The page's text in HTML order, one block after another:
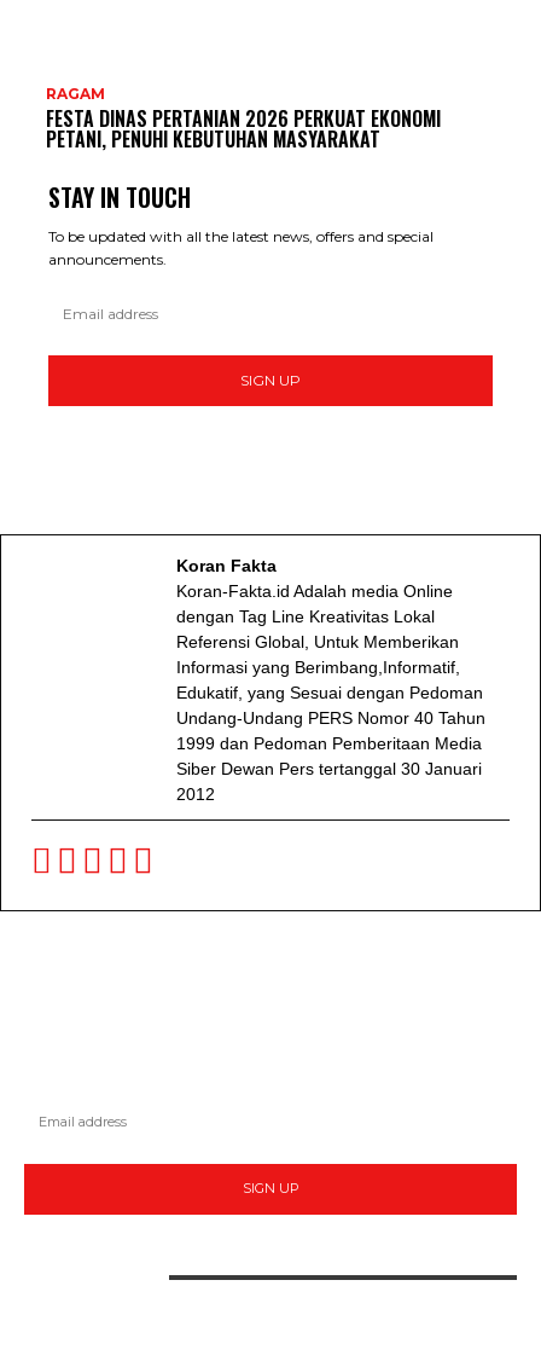
RAGAM
FESTA DINAS PERTANIAN 2026 PERKUAT EKONOMI
PETANI, PENUHI KEBUTUHAN MASYARAKAT
STAY IN TOUCH
To be updated with all the latest news, offers and special
announcements.
SIGN UP
Koran Fakta
Koran-Fakta.id Adalah media Online
dengan Tag Line Kreativitas Lokal
Referensi Global, Untuk Memberikan
Informasi yang Berimbang,Informatif,
Edukatif, yang Sesuai dengan Pedoman
Undang-Undang PERS Nomor 40 Tahun
1999 dan Pedoman Pemberitaan Media
Siber Dewan Pers tertanggal 30 Januari
2012
SIGN UP